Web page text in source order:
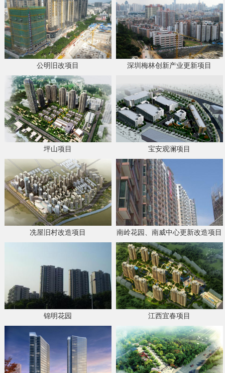
公明旧改项目 深圳梅林创新产业更新项目
坪山项目 宝安观澜项目
冼屋旧村改造项目 南岭花园、南威中心更新改造项目
锦明花园 江西宜春项目